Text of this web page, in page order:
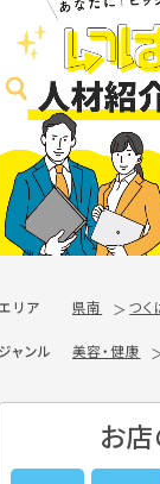
リア 県南 つく
ジャンル 美容・健康
お